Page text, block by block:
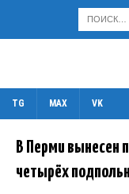
TG MAX VK
В Перми вынесен
четырёх